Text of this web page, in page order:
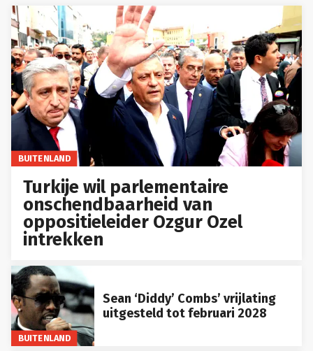
BUITENLAND
Turkije wil parlementaire
onschendbaarheid van
oppositieleider Ozgur Ozel
intrekken
BUITENLAND
Sean ‘Diddy’ Combs’ vrijlating
uitgesteld tot februari 2028